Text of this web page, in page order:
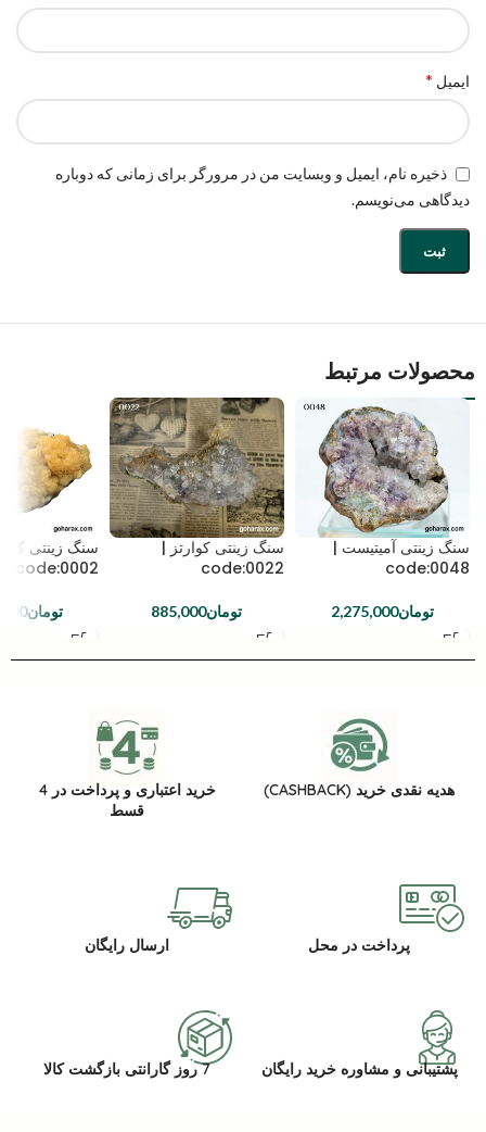
ایمیل *
ذخیره نام، ایمیل و وبسایت من در مرورگر برای زمانی که دوباره
دیدگاهی می‌نویسم.
محصولات مرتبط
سنگ زینتی آمیتیست |
code:0048
تومان2,275,000
سنگ زینتی کوارتز |
code:0022
تومان885,000
سنگ زینتی
code:0002
تومان
هدیه نقدی خرید (CASHBACK)
خرید اعتباری و پرداخت در 4
قسط
پرداخت در محل ارسال رایگان
پشتیبانی و مشاوره خرید رایگان 7 روز گارانتی بازگشت کالا